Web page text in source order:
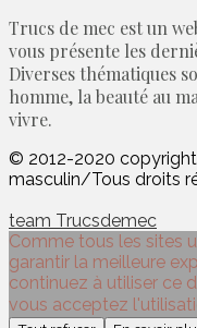
Trucs de mec est un
vous présente les
Diverses thématiques
homme, la beauté au
vivre.
© 2012-2020
masculin/Tous droits
team Trucsdemec
Comme tous les sites
garantir la meilleure
continuez à utiliser ce
vous acceptez